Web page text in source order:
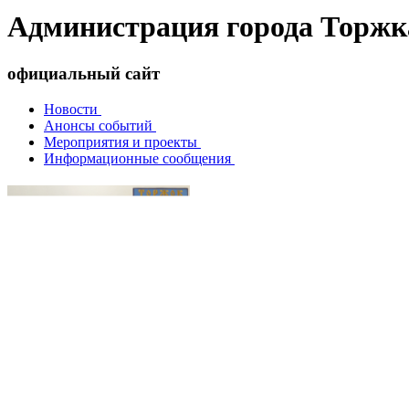
Администрация города
официальный сайт
Новости
Анонсы событий
Мероприятия и проекты
Информационные сообщения